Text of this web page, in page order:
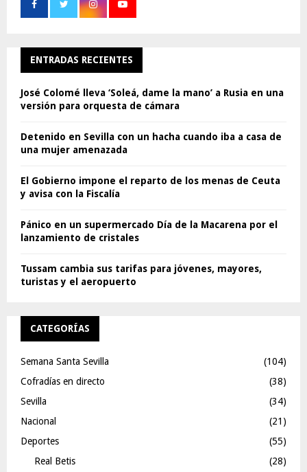
ENTRADAS RECIENTES
José Colomé lleva ‘Soleá, dame la mano’ a Rusia en una
versión para orquesta de cámara
Detenido en Sevilla con un hacha cuando iba a casa de
una mujer amenazada
El Gobierno impone el reparto de los menas de Ceuta
y avisa con la Fiscalía
Pánico en un supermercado Día de la Macarena por el
lanzamiento de cristales
Tussam cambia sus tarifas para jóvenes, mayores,
turistas y el aeropuerto
CATEGORÍAS
Semana Santa Sevilla
(104)
Cofradías en directo
(38)
Sevilla
(34)
Nacional
(21)
Deportes
(55)
Real Betis
(28)